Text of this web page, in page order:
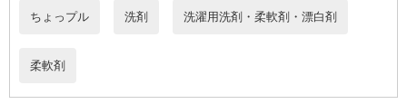
止させていただきます。
※こちらの商品については商品の発送完了後、
配送伝票番号がマイページに表示されない場合もございます。予
ちょっプル 洗剤 洗濯用洗剤・柔軟剤・漂白剤
柔軟剤